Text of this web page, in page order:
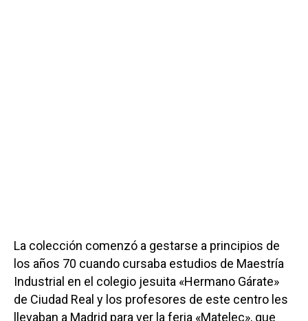
La colección comenzó a gestarse a principios de
los años 70 cuando cursaba estudios de Maestría
Industrial en el colegio jesuita «Hermano Gárate»
de Ciudad Real y los profesores de este centro les
llevaban a Madrid para ver la feria «Matelec», que